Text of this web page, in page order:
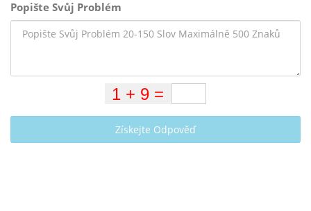
Popište Svůj Problém
Získejte Odpověď